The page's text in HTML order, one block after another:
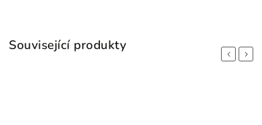
Související produkty
PreviousNext